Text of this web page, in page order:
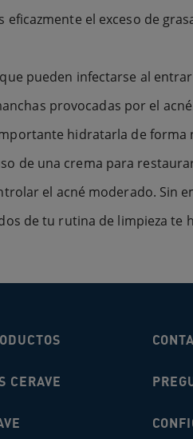
el exceso de
pueden infectarse al
provocadas por el
hidratarla de
de una crema para
el acné moderado.
de tu rutina de limpieza
CERAVE